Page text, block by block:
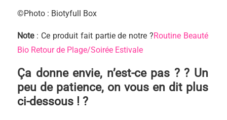
©Photo : Biotyfull Box
Note: Ce produit fait partie de notre ?Routine Beauté
Bio Retour de Plage/Soirée Estivale
Ça donne envie, n’est-ce pas ? ? Un
peu de patience, on vous en dit plus
ci-dessous ! ?